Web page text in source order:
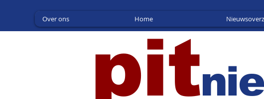
Over ons Home
pit